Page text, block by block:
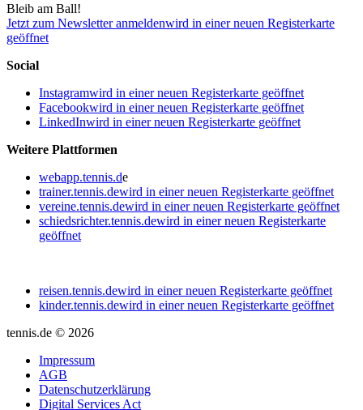
Bleib am Ball!
Jetzt zum Newsletter anmeldenwird in einer neuen Registerkarte
geöffnet
Social
Instagramwird in einer neuen Registerkarte geöffnet
Facebookwird in einer neuen Registerkarte geöffnet
LinkedInwird in einer neuen Registerkarte geöffnet
Weitere Plattformen
webapp.tennis.de
trainer.tennis.dewird in einer neuen Registerkarte geöffnet
vereine.tennis.dewird in einer neuen Registerkarte geöffnet
schiedsrichter.tennis.dewird in einer neuen Registerkarte
geöffnet
reisen.tennis.dewird in einer neuen Registerkarte geöffnet
kinder.tennis.dewird in einer neuen Registerkarte geöffnet
tennis.de © 2026
Impressum
AGB
Datenschutzerklärung
Digital Services Act